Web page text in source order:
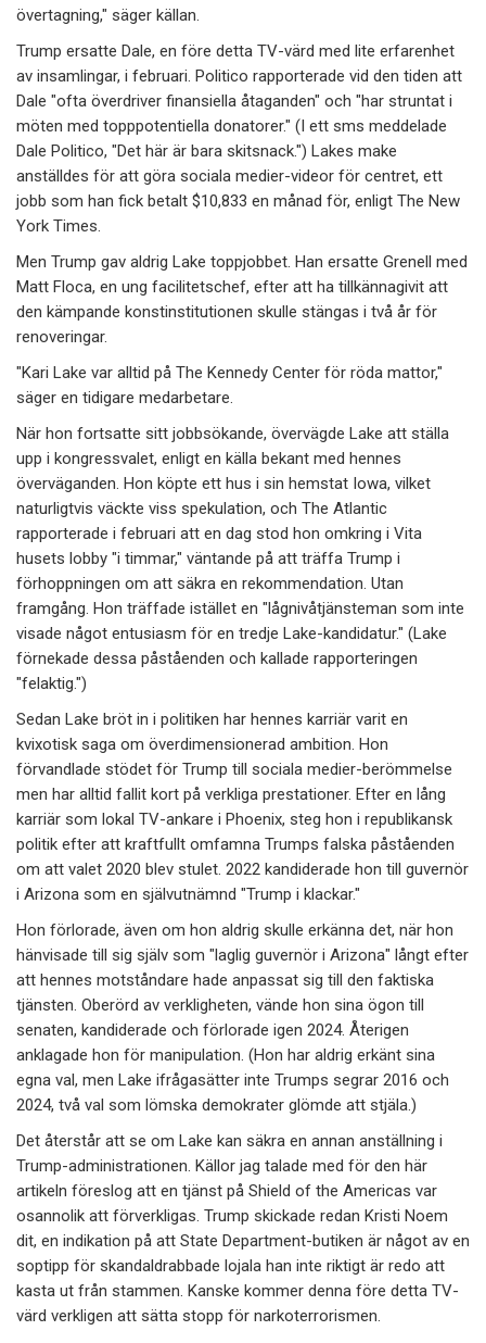
övertagning," säger källan.
Trump ersatte Dale, en före detta TV-värd med lite erfarenhet
av insamlingar, i februari. Politico rapporterade vid den tiden att
Dale "ofta överdriver finansiella åtaganden" och "har struntat i
möten med topppotentiella donatorer." (I ett sms meddelade
Dale Politico, "Det här är bara skitsnack.") Lakes make
anställdes för att göra sociala medier-videor för centret, ett
jobb som han fick betalt $10,833 en månad för, enligt The New
York Times.
Men Trump gav aldrig Lake toppjobbet. Han ersatte Grenell med
Matt Floca, en ung facilitetschef, efter att ha tillkännagivit att
den kämpande konstinstitutionen skulle stängas i två år för
renoveringar.
"Kari Lake var alltid på The Kennedy Center för röda mattor,"
säger en tidigare medarbetare.
När hon fortsatte sitt jobbsökande, övervägde Lake att ställa
upp i kongressvalet, enligt en källa bekant med hennes
överväganden. Hon köpte ett hus i sin hemstat Iowa, vilket
naturligtvis väckte viss spekulation, och The Atlantic
rapporterade i februari att en dag stod hon omkring i Vita
husets lobby "i timmar," väntande på att träffa Trump i
förhoppningen om att säkra en rekommendation. Utan
framgång. Hon träffade istället en "lågnivåtjänsteman som inte
visade något entusiasm för en tredje Lake-kandidatur." (Lake
förnekade dessa påståenden och kallade rapporteringen
"felaktig.")
Sedan Lake bröt in i politiken har hennes karriär varit en
kvixotisk saga om överdimensionerad ambition. Hon
förvandlade stödet för Trump till sociala medier-berömmelse
men har alltid fallit kort på verkliga prestationer. Efter en lång
karriär som lokal TV-ankare i Phoenix, steg hon i republikansk
politik efter att kraftfullt omfamna Trumps falska påståenden
om att valet 2020 blev stulet. 2022 kandiderade hon till guvernör
i Arizona som en självutnämnd "Trump i klackar."
Hon förlorade, även om hon aldrig skulle erkänna det, när hon
hänvisade till sig själv som "laglig guvernör i Arizona" långt efter
att hennes motståndare hade anpassat sig till den faktiska
tjänsten. Oberörd av verkligheten, vände hon sina ögon till
senaten, kandiderade och förlorade igen 2024. Återigen
anklagade hon för manipulation. (Hon har aldrig erkänt sina
egna val, men Lake ifrågasätter inte Trumps segrar 2016 och
2024, två val som lömska demokrater glömde att stjäla.)
Det återstår att se om Lake kan säkra en annan anställning i
Trump-administrationen. Källor jag talade med för den här
artikeln föreslog att en tjänst på Shield of the Americas var
osannolik att förverkligas. Trump skickade redan Kristi Noem
dit, en indikation på att State Department-butiken är något av en
soptipp för skandaldrabbade lojala han inte riktigt är redo att
kasta ut från stammen. Kanske kommer denna före detta TV-
värd verkligen att sätta stopp för narkoterrorismen.